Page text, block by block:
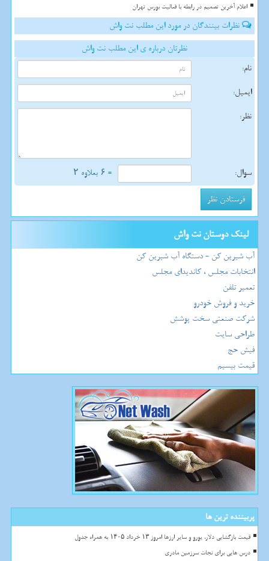
اعلام آخرین تصمیم در رابطه با فعالیت بورس تهران
نظرات بینندگان در مورد این مطلب نت واش
نظرتان درباره ی این مطلب نت واش
نام:
ایمیل:
نظر:
سوال: = ۶ بعلاوه ۲
لینک دوستان نت واش
آب شیرین کن - دستگاه آب شیرین کن
انتخابات مجلس ، کاندیدای مجلس
تعمیر تلفن
خرید و فروش خودرو
شرکت صنعتی سخت پوشش
طراحی سایت
فیش حج
قیمت بیسیم
پربیننده ترین ها
قیمت بازگشایی دلار، یورو و سایر ارزها امروز ۱۳ خرداد ۱۴۰۵ به همراه جدول
درس هایی برای نجات سرزمین مادری